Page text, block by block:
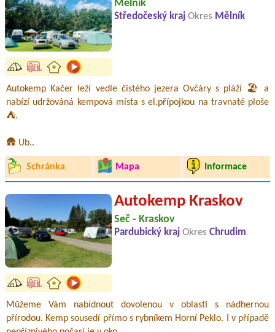
Mělník
Středočeský kraj Okres Mělník
Autokemp Kačer leží vedle čistého jezera Ovčáry s pláží 🏖️ a
nabízí udržováná kempová místa s el.přípojkou na travnaté ploše
⛺.
🛖 Ub..
Schránka Mapa Informace
Autokemp Kraskov
Seč - Kraskov
Pardubický kraj Okres Chrudim
Můžeme Vám nabídnout dovolenou v oblasti s nádhernou
přírodou. Kemp sousedí přímo s rybníkem Horní Peklo. I v případě